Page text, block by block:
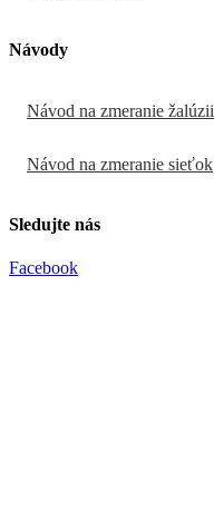
Návody
Návod na zmeranie žalúzii
Návod na zmeranie sieťok
Sledujte nás
Facebook